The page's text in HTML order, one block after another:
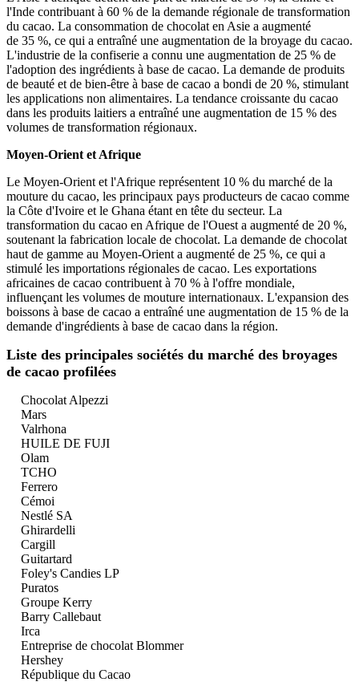
l'Inde contribuant à 60 % de la demande régionale de transformation
du cacao. La consommation de chocolat en Asie a augmenté
de 35 %, ce qui a entraîné une augmentation de la broyage du cacao.
L'industrie de la confiserie a connu une augmentation de 25 % de
l'adoption des ingrédients à base de cacao. La demande de produits
de beauté et de bien-être à base de cacao a bondi de 20 %, stimulant
les applications non alimentaires. La tendance croissante du cacao
dans les produits laitiers a entraîné une augmentation de 15 % des
volumes de transformation régionaux.
Moyen-Orient et Afrique
Le Moyen-Orient et l'Afrique représentent 10 % du marché de la
mouture du cacao, les principaux pays producteurs de cacao comme
la Côte d'Ivoire et le Ghana étant en tête du secteur. La
transformation du cacao en Afrique de l'Ouest a augmenté de 20 %,
soutenant la fabrication locale de chocolat. La demande de chocolat
haut de gamme au Moyen-Orient a augmenté de 25 %, ce qui a
stimulé les importations régionales de cacao. Les exportations
africaines de cacao contribuent à 70 % à l'offre mondiale,
influençant les volumes de mouture internationaux. L'expansion des
boissons à base de cacao a entraîné une augmentation de 15 % de la
demande d'ingrédients à base de cacao dans la région.
Liste des principales sociétés du marché des broyages
de cacao profilées
Chocolat Alpezzi
Mars
Valrhona
HUILE DE FUJI
Olam
TCHO
Ferrero
Cémoi
Nestlé SA
Ghirardelli
Cargill
Guitartard
Foley's Candies LP
Puratos
Groupe Kerry
Barry Callebaut
Irca
Entreprise de chocolat Blommer
Hershey
République du Cacao